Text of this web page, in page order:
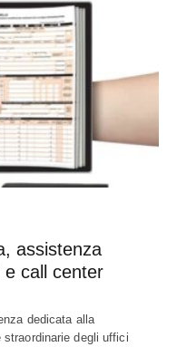
assistenza
call center
dedicata alla
degli uffici